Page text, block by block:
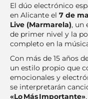
El dúo electrónico
en Alicante el 7 de
Live (Marmarela), un
de primer nivel y la
completo en la
Con más de 15 años
un estilo propio que
emocionales y
se interpretarán
«Lo Más Importante»